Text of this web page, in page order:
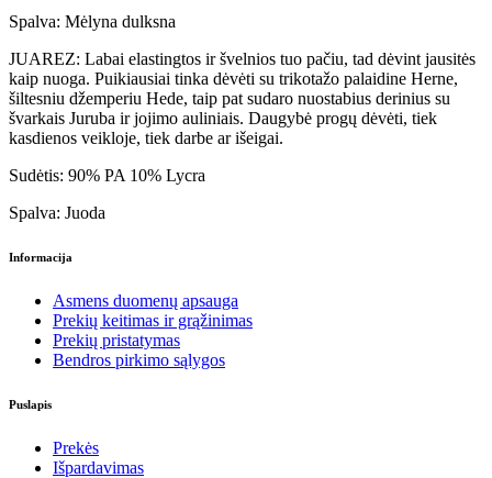
Spalva: Mėlyna dulksna
JUAREZ: Labai elastingtos ir švelnios tuo pačiu, tad dėvint jausitės
kaip nuoga. Puikiausiai tinka dėvėti su trikotažo palaidine Herne,
šiltesniu džemperiu Hede, taip pat sudaro nuostabius derinius su
švarkais Juruba ir jojimo auliniais. Daugybė progų dėvėti, tiek
kasdienos veikloje, tiek darbe ar išeigai.
Sudėtis: 90% PA 10% Lycra
Spalva: Juoda
Informacija
Asmens duomenų apsauga
Prekių keitimas ir grąžinimas
Prekių pristatymas
Bendros pirkimo sąlygos
Puslapis
Prekės
Išpardavimas